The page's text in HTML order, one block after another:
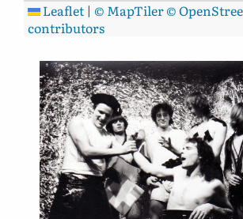
Leaflet | © MapTiler©
contributors